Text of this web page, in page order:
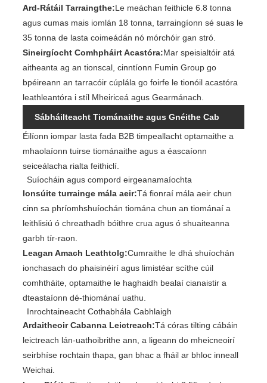
Ard-Rátáil Tarraingthe:Le meáchan feithicle 6.8 tonna
agus cumas mais iomlán 18 tonna, tarraingíonn sé suas le
35 tonna de lasta coimeádán nó mórchóir gan stró.
Sineirgíocht Comhpháirt Acastóra:Mar speisialtóir atá
aitheanta ag an tionscal, cinntíonn Fumin Group go
bpéireann an tarracóir cúplála go foirfe le tionóil acastóra
leathleantóra i stíl Mheiriceá agus Gearmánach.
Sábháilteacht Tiománaithe agus Gnéithe Cab
Eirgeanamaíochta
Éilíonn iompar lasta fada B2B timpeallacht optamaithe a
mhaolaíonn tuirse tiománaithe agus a éascaíonn
seiceálacha rialta feithiclí.
Suíocháin agus compord eirgeanamaíochta
Ionsúite turrainge mála aeir:Tá fionraí mála aeir chun
cinn sa phríomhshuíochán tiomána chun an tiománaí a
leithlisiú ó chreathadh bóithre crua agus ó shuaiteanna
garbh tír-raon.
Leagan Amach Leathtolg:Cumraithe le dhá shuíochán
ionchasach do phaisinéirí agus limistéar scíthe cúil
comhtháite, optamaithe le haghaidh bealaí cianaistir a
dteastaíonn dé-thiománaí uathu.
Inrochtaineacht Cothabhála Cabhlaigh
Ardaitheoir Cabanna Leictreach:Tá córas tilting cábáin
leictreach lán-uathoibrithe ann, a ligeann do mheicneoirí
seirbhíse rochtain thapa, gan bhac a fháil ar bhloc inneall
Weichai.